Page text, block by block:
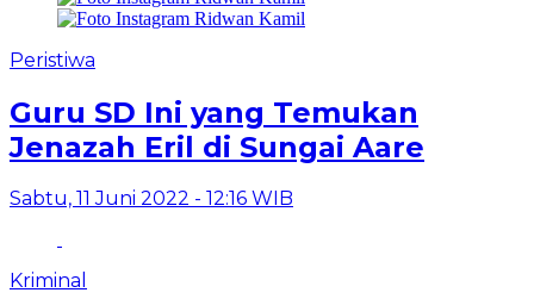
Peristiwa
Guru SD Ini yang Temukan
Jenazah Eril di Sungai Aare
Sabtu, 11 Juni 2022 - 12:16 WIB
Kriminal